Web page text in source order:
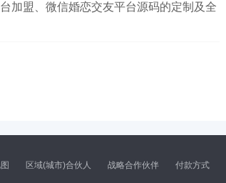
加盟、微信婚恋交友平台源码的定制及全
区域(城市)合伙人 战略合作伙伴 付款方式